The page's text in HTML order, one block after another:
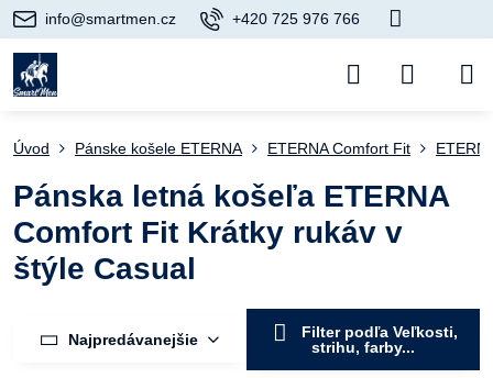
info@smartmen.cz +420 725 976 766
Úvod Pánske košele ETERNA ETERNA Comfort Fit
Pánska letná košeľa ETERNA
Comfort Fit Krátky rukáv v
štýle Casual
Najpredávanejšie
Filter podľa Veľkosti,
strihu, farby...